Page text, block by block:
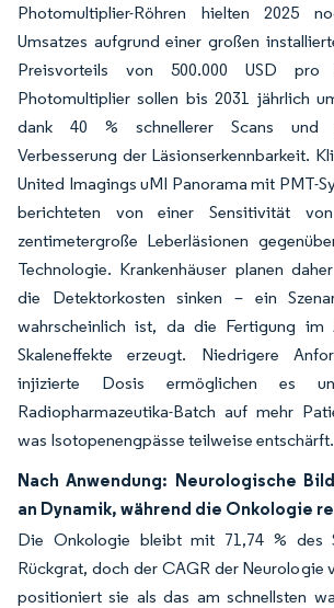
Photomultiplier-Röhren hielten 2025
Umsatzes aufgrund einer großen
Preisvorteils von 500.000 USD pro
Photomultiplier sollen bis 2031 jährlich
dank 40 % schnellerer Scans und
Verbesserung der Läsionserkennbarkeit.
United Imagings uMI Panorama mit PMT-
berichteten von einer Sensitivität
zentimetergroße Leberläsionen
Technologie. Krankenhäuser planen
die Detektorkosten sinken – ein
wahrscheinlich ist, da die Fertigung im
Skaleneffekte erzeugt. Niedrigere
injizierte Dosis ermöglichen es
Radiopharmazeutika-Batch auf mehr
was Isotopenengpässe teilweise entschärft.
Nach Anwendung: Neurologische
an Dynamik, während die Onkologie
Die Onkologie bleibt mit 71,74 % des
Rückgrat, doch der CAGR der Neurologie
positioniert sie als das am schnellsten